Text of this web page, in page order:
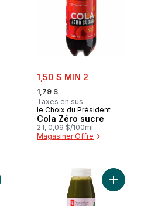
sale:
1,50 $ MIN 2
, formerly:
1,79 $
Taxes en sus
le Choix du Président
Cola Zéro sucre
2 l, 0,09 $/100ml
Magasiner Offre
Ajouter